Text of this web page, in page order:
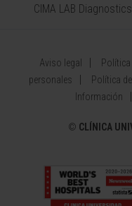
CIMA LAB Diagnostics
Aviso legal Política
personales
Política
Información
© CLÍNICA